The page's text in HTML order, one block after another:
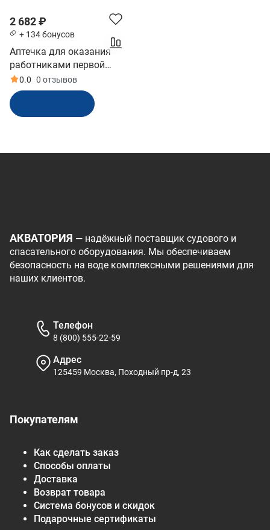
2 682 ₽
+ 134 бонусов
Аптечка для оказания
работниками первой
помощи по приказу №262н
мет шкаф (13041)
0.0 0 отзывов
АКВАТОРИЯ — надёжный поставщик судового и
спасательного оборудования. Мы обеспечиваем
безопасность на воде комплексными решениями для
наших клиентов.
Покупателям
Как сделать заказ
Способы оплаты
Доставка
Возврат товара
Система бонусов и скидок
Подарочные сертификаты
Телефон
8 (800) 555-22-59
Адрес
125459 Москва, Походный пр-д, 23